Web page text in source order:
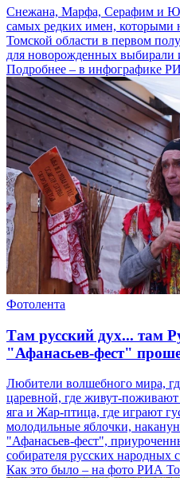
Снежана, Марфа, Серафим и
самых редких имен, которыми
Томской области в первом
для новорожденных
Подробнее – в инфографике
Фотолента
Там русский дух... там
"Афанасьев-фест"
Любители волшебного мира,
царевной, где живут-
яга и Жар-птица, где играют
молодильные яблочки,
"Афанасьев-фест",
собирателя русских народных
Как это было – на фото РИА